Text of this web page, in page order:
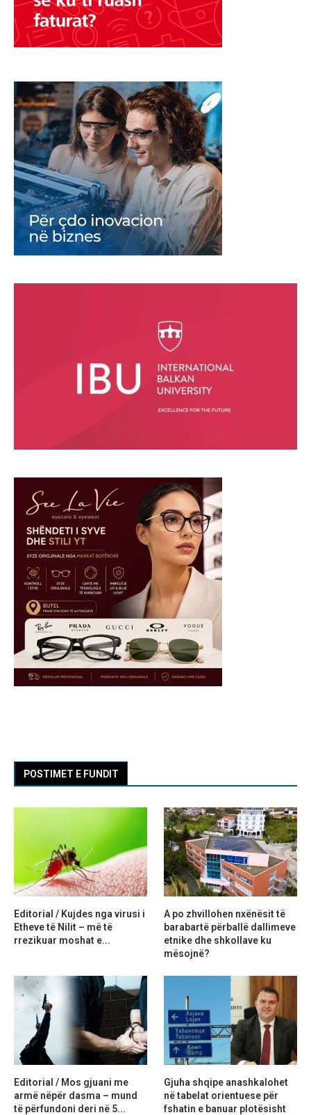
POSTIMET E FUNDIT
Editorial / Kujdes nga virusi i
Etheve të Nilit – më të
rrezikuar moshat e...
A po zhvillohen nxënësit të
barabartë përballë dallimeve
etnike dhe shkollave ku
mësojnë?
Editorial / Mos gjuani me
armë nëpër dasma – mund
të përfundoni deri në 5...
Gjuha shqipe anashkalohet
në tabelat orientuese për
fshatin e banuar plotësisht